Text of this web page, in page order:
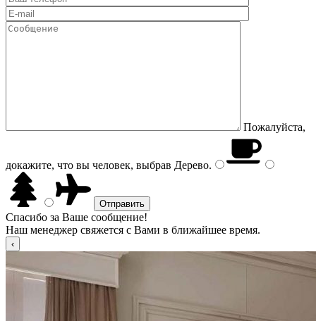
Пожалуйста,
докажите, что вы человек, выбрав Дерево.
Спасибо за Ваше сообщение!
Наш менеджер свяжется с Вами в ближайшее время.